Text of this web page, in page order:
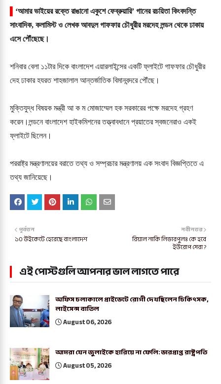
‘আমার ভাইয়ের রক্তে রাঙানো একুশে ফেব্রুয়ারি’ গানের রচয়িতা কিংবদন্তি
সাংবাদিক, কলামিস্ট ও লেখক আবদুল গাফফার চৌধুরীর মরদেহ লন্ডন থেকে ঢাকায়
এসে পৌঁছেছে।
শনিবার বেলা ১১টার দিকে বাংলাদেশ এয়ারলাইন্সের একটি ফ্লাইটে গাফফার চৌধুরীর
দেহ ঢাকার হযরত শাহজালাল আন্তর্জাতিক বিমানবন্দরে পৌঁছে।
মুক্তিযুদ্ধ বিষয়ক মন্ত্রী আ ক ম মোজাম্মেল হক সরকারের পক্ষে মরদেহ গ্রহণ
করেন।লন্ডনে বাংলাদেশ হাইকমিশনের তত্ত্বাবধানে প্রয়াতের স্বজনেরাও একই
ফ্লাইটে ছিলেন।
পররাষ্ট্র মন্ত্রণালয়ের বরাতে তথ্য ও সম্প্রচার মন্ত্রণালয় এক সংবাদ বিজ্ঞপ্তিতে এ
তথ্য জানিয়েছে।
নবীনতর
রিয়াল নাকি লিভারপুলঃ কে হবে
ইউরোপ সেরা ?
পূর্বতন
১০ উইকেটে হেরেছে বাংলাদেশ
এই পোস্টগুলি আপনার ভাল লাগতে পারে
অফিস চলাকালে প্রাইভেটে রোগী দেখছিলেন চিকিৎসক,
লাইসেন্স বাতিল
August 06, 2026
আমরা যেন জুলাইকে হারিয়ে না ফেলি: ভারপ্রাপ্ত রাষ্ট্রপতি
August 05, 2026